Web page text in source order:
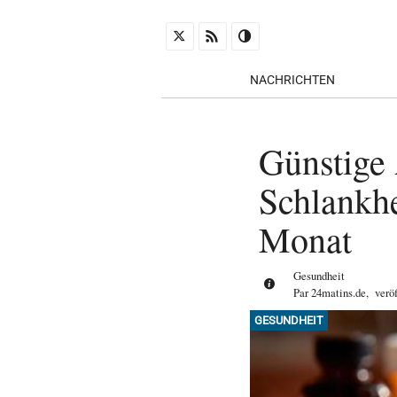
NACHRICHTEN
Monat
Gesundheit
Par24matins.de,
GESUNDHEIT